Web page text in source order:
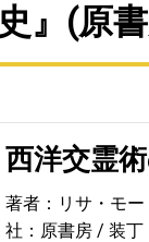
』(原
西洋交霊
著者：リサ・モー
社：原書房
装丁